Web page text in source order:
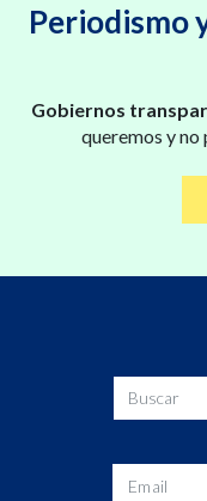
Periodismo
Gobiernos
queremos y
Buscar
Dirección